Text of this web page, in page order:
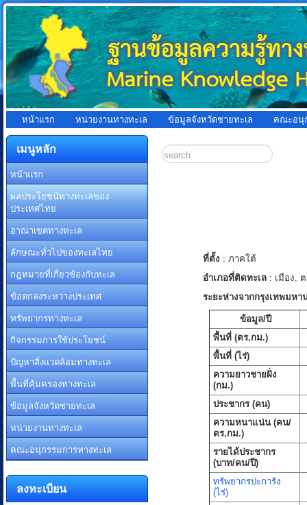
หน้าแรก หน่วยงานทางทะเล ข้อมูลจังหวัดชายทะเล คณะอนุ
เมนูหลัก
หน้าแรก
ผลประโยชน์ทางทะเลของ
ประเทศไทย
อาณาเขตทางทะเล
ลักษณะทั่วไปของทะเลไทย
กฎหมายที่เกี่ยวข้องกับทะเล
ข้อตกลงระหว่างประเทศ
ทรัพยากรทางทะเล
กิจกรรมการใช้ประโยชน์
ปัญหาสิ่งแวดล้อมทางทะเล
พื้นที่คุ้มครองทางทะเล
ข้อมูลจังหวัดชายทะเล
หน่วยงานทางทะเล
คณะอนุกรรมการทางทะเล
ลงทะเบียน
ที่ตั้ง : ภาคใต้
อำเภอที่ติดทะเล : เมือง,
ระยะห่างจากกรุงเทพมหา
ข้อมูล/ปี
พื้นที่ (ตร.กม.)
พื้นที่ (ไร่)
ความยาวชายฝั่ง
(กม.)
ประชากร (คน)
ความหนาแน่น (คน/
ตร.กม.)
รายได้ประชากร
(บาท/คน/ปี)
ทรัพยากรปะการัง
(ไร่)